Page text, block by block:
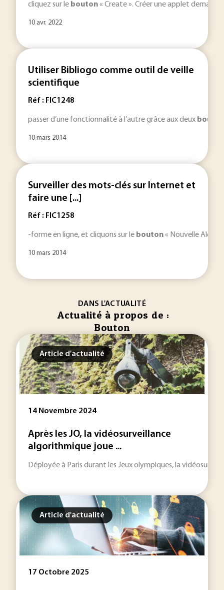
cliquez sur le bouton« Create ». Créer une applet
10 avr. 2022
Utiliser Bibliogo comme outil de veille
scientifique
Réf : FIC1248
passer d’une fonctionnalité à l’autre grâce aux deux
10 mars 2014
Surveiller des mots-clés sur Internet et
faire une [...]
Réf : FIC1258
-forme en ligne, et cliquons sur le bouton« Nouvelle Alerte
10 mars 2014
DANS L'ACTUALITÉ
Actualité à propos de :
Bouton
Article d'actualité
14 Novembre 2024
Après les JO, la vidéosurveillance
algorithmique joue ...
Déployée à Paris durant les Jeux olympiques, la
Article d'actualité
17 Octobre 2025